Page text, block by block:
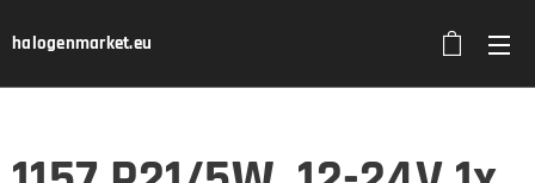
halogenmarket.eu